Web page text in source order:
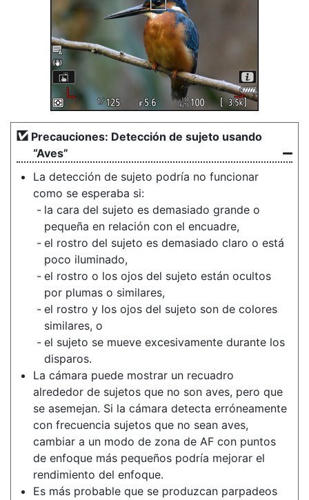
Precauciones: Detección de sujeto usando
“Aves”
La detección de sujeto podría no funcionar
como se esperaba si:
la cara del sujeto es demasiado grande o
pequeña en relación con el encuadre,
el rostro del sujeto es demasiado claro o está
poco iluminado,
el rostro o los ojos del sujeto están ocultos
por plumas o similares,
el rostro y los ojos del sujeto son de colores
similares, o
el sujeto se mueve excesivamente durante los
disparos.
La cámara puede mostrar un recuadro
alrededor de sujetos que no son aves, pero que
se asemejan. Si la cámara detecta erróneamente
con frecuencia sujetos que no sean aves,
cambiar a un modo de zona de AF con puntos
de enfoque más pequeños podría mejorar el
rendimiento del enfoque.
Es más probable que se produzcan parpadeos